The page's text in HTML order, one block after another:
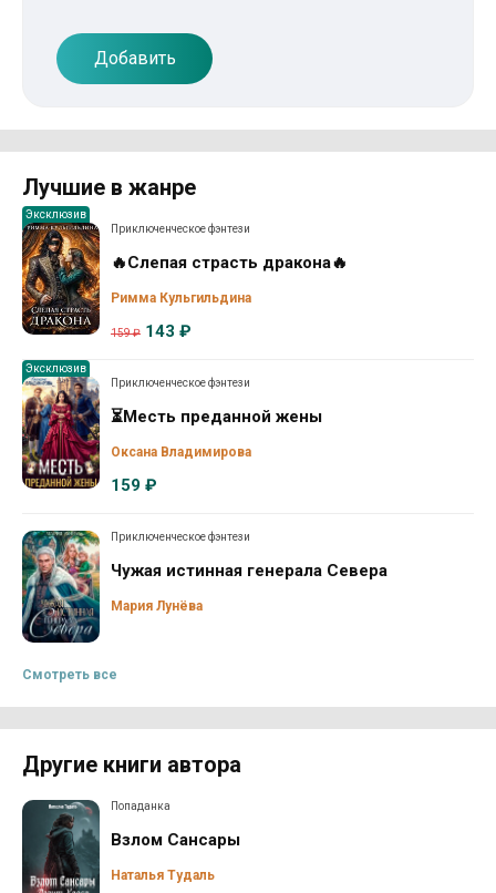
Добавить
Лучшие в жанре
Эксклюзив
Приключенческое фэнтези
🔥Слепая страсть дракона🔥
Римма Кульгильдина
159 ₽ 143 ₽
Эксклюзив
Приключенческое фэнтези
⏳Месть преданной жены
Оксана Владимирова
159 ₽
Приключенческое фэнтези
Чужая истинная генерала Севера
Мария Лунёва
Смотреть все
Другие книги автора
Попаданка
Взлом Сансары
Наталья Тудаль